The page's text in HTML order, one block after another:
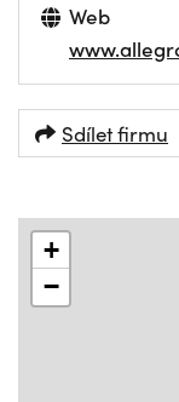
Web
Sdílet firmu
+
−